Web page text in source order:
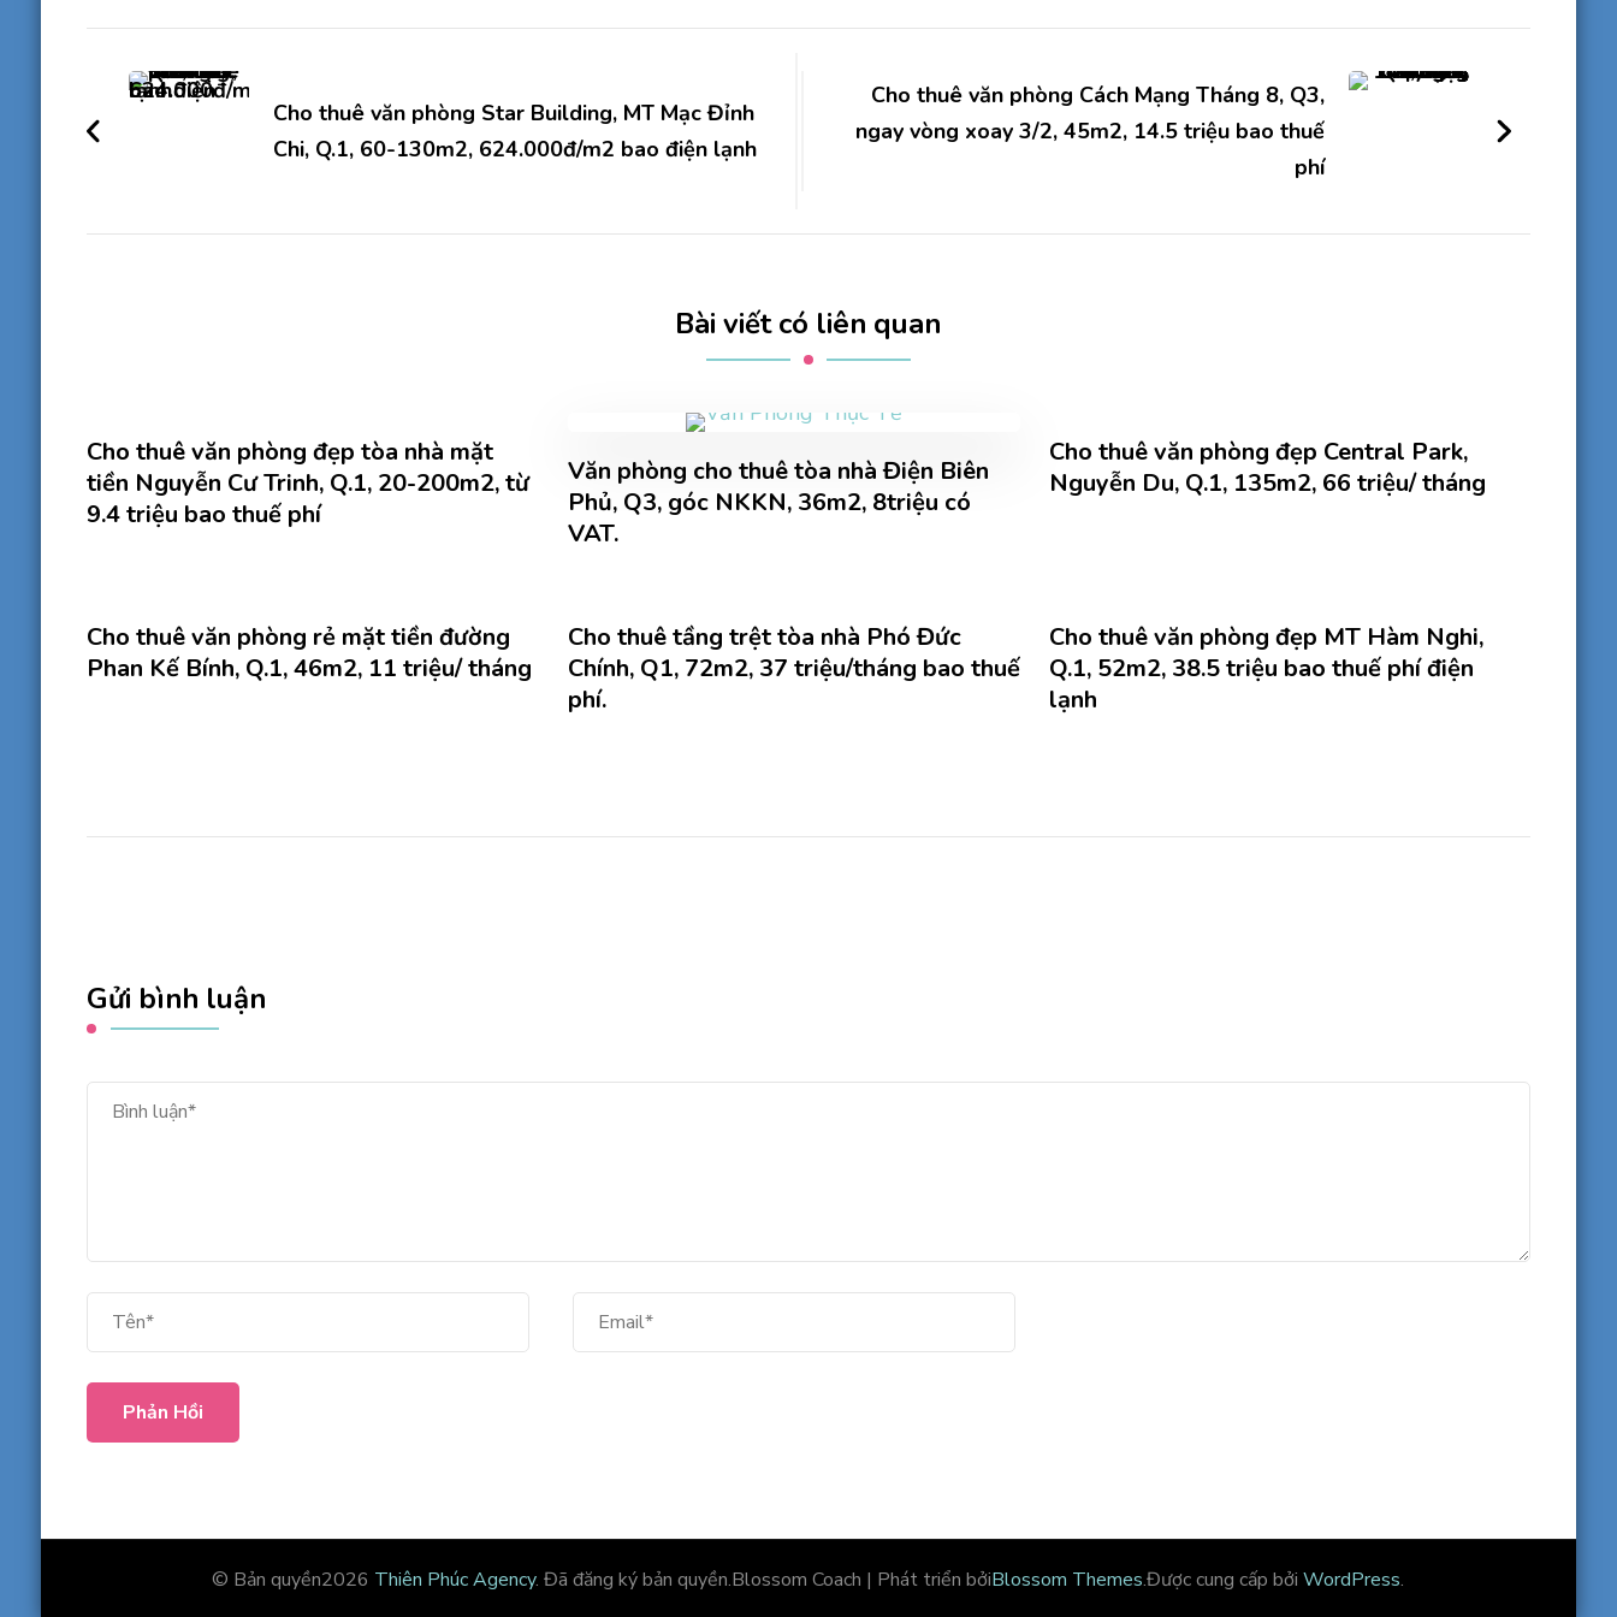
hướng
bài
Cho thuê văn phòng Star Building, MT Mạc Đỉnh
Chi, Q.1, 60-130m2, 624.000đ/m2 bao điện lạnh
Cho thuê văn phòng Cách Mạng Tháng 8, Q3,
ngay vòng xoay 3/2, 45m2, 14.5 triệu bao thuế
phí
Bài viết có liên quan
Cho thuê văn phòng đẹp tòa nhà mặt
tiền Nguyễn Cư Trinh, Q.1, 20-200m2, từ
9.4 triệu bao thuế phí
Văn phòng cho thuê tòa nhà Điện Biên
Phủ, Q3, góc NKKN, 36m2, 8triệu có
VAT.
Cho thuê văn phòng đẹp Central Park,
Nguyễn Du, Q.1, 135m2, 66 triệu/ tháng
Cho thuê văn phòng rẻ mặt tiền đường
Phan Kế Bính, Q.1, 46m2, 11 triệu/ tháng
Cho thuê tầng trệt tòa nhà Phó Đức
Chính, Q1, 72m2, 37 triệu/tháng bao thuế
phí.
Cho thuê văn phòng đẹp MT Hàm Nghi,
Q.1, 52m2, 38.5 triệu bao thuế phí điện
lạnh
Gửi bình luận
© Bản quyền2026 Thiên Phúc Agency. Đã đăng ký bản quyền.Blossom Coach | Phát triển bởiBlossom Themes.Được cung cấp bởiWordPress.